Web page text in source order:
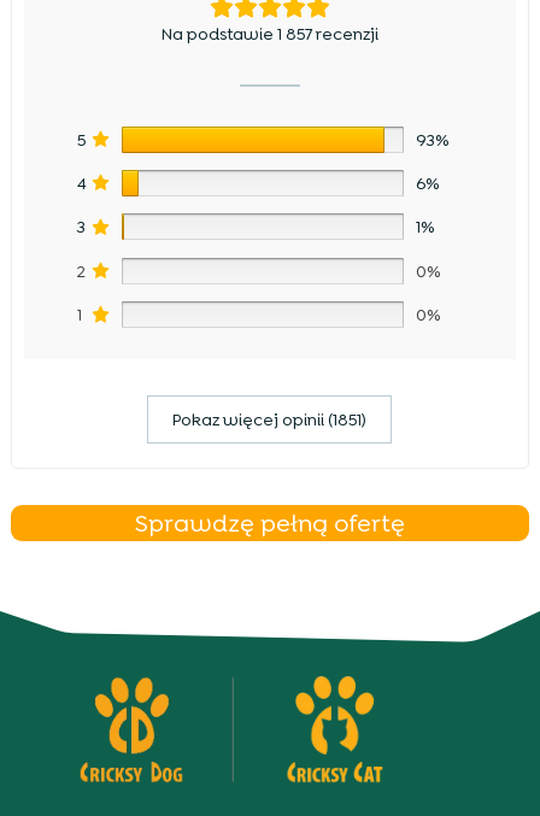
Na podstawie 1 857 recenzji
5 93%
4 6%
3 1%
2 0%
1 0%
Pokaz więcej opinii (1851)
Sprawdzę pełną ofertę